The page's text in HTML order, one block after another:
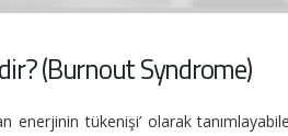
(Burnout Syndrome)
enerjinin tükenişi’ olarak